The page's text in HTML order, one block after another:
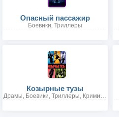
Опасный пассажир
Боевики, Триллеры
Козырные тузы
Драмы, Боевики, Триллеры, Криминальные